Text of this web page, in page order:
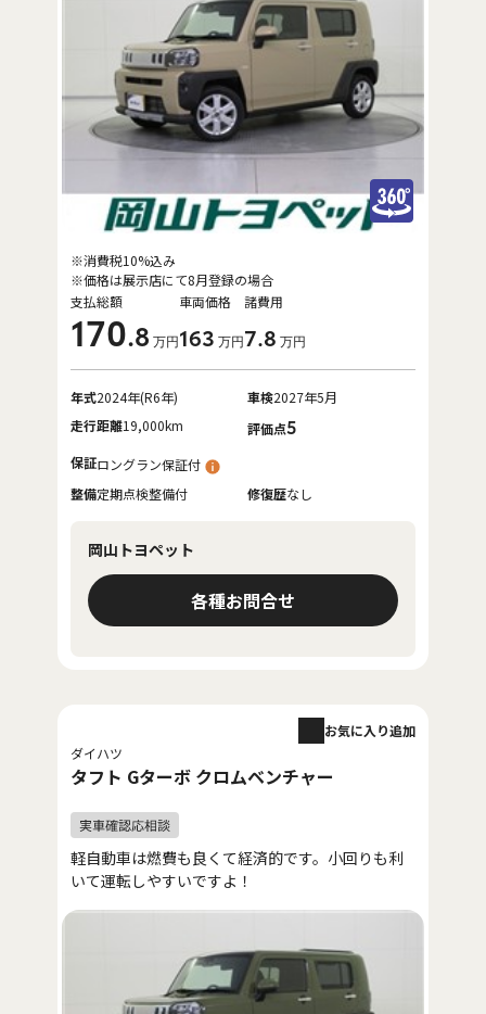
支払総額
170.8 万円
車両価格
163 万円
諸費用
7.8 万円
※消費税10%込み
※価格は展示店にて8月登録の場合
年式2024年(R6年) 車検2027年5月
走行距離19,000km 評価点5
保証ロングラン保証付
整備定期点検整備付 修復歴なし
岡山トヨペット
各種お問合せ
ダイハツ
タフト Gターボ クロムベンチャー
お気に入り追加
軽自動車は燃費も良くて経済的です。小回りも利
いて運転しやすいですよ！